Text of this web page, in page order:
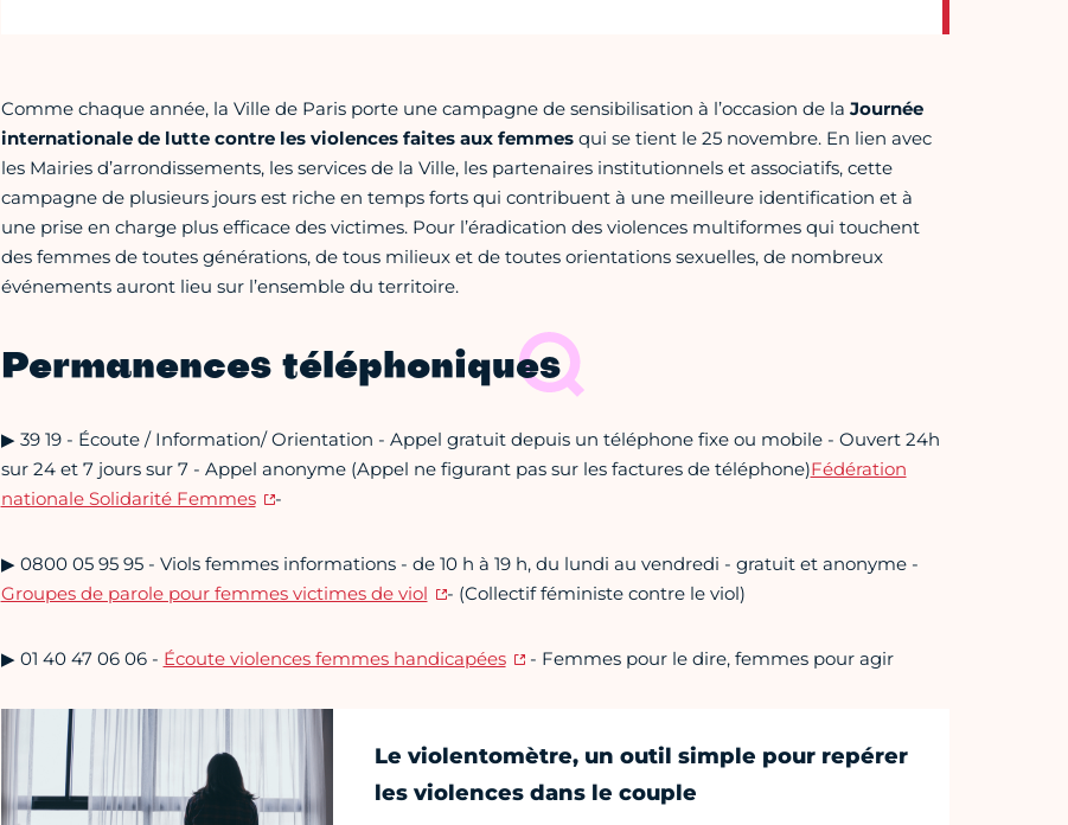
Comme chaque année, la Ville de Paris porte une campagne de sensibilisation à l’occasion de la Journée
internationale de lutte contre les violences faites aux femmesqui se tient le 25 novembre. En lien avec
les Mairies d’arrondissements, les services de la Ville, les partenaires institutionnels et associatifs, cette
campagne de plusieurs jours est riche en temps forts qui contribuent à une meilleure identification et à
une prise en charge plus efficace des victimes. Pour l’éradication des violences multiformes qui touchent
des femmes de toutes générations, de tous milieux et de toutes orientations sexuelles, de nombreux
événements auront lieu sur l’ensemble du territoire.
Permanences téléphoniques
▶ 39 19 - Écoute / Information/ Orientation - Appel gratuit depuis un téléphone fixe ou mobile - Ouvert 24h
sur 24 et 7 jours sur 7 - Appel anonyme (Appel ne figurant pas sur les factures de téléphone)Fédération
nationale Solidarité Femmes
-
▶ 0800 05 95 95 - Viols femmes informations - de 10 h à 19 h, du lundi au vendredi - gratuit et anonyme -
Groupes de parole pour femmes victimes de viol
- (Collectif féministe contre le viol)
▶ 01 40 47 06 06 - Écoute violences femmes handicapées - Femmes pour le dire, femmes pour agir
Le violentomètre, un outil simple pour repérer
les violences dans le couple